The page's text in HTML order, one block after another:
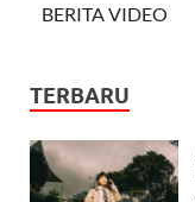
BERITA VIDEO
TERBARU